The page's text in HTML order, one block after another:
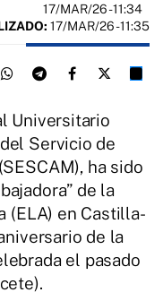
17/MAR/26- 11:34
17/MAR/26 - 11:35
Universitario
Servicio de
ha sido
de la
(ELA) en Castilla-
de la
el pasado